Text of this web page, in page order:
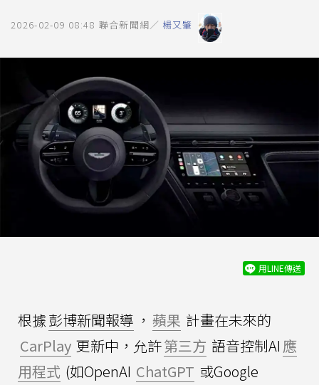
2026-02-09 08:48 聯合新聞網／ 楊又肇
用LINE傳送
根據彭博新聞報導 ， 蘋果 計畫在未來的
CarPlay 更新中，允許第三方 語音控制AI 應
用程式 (如OpenAI ChatGPT 或Google